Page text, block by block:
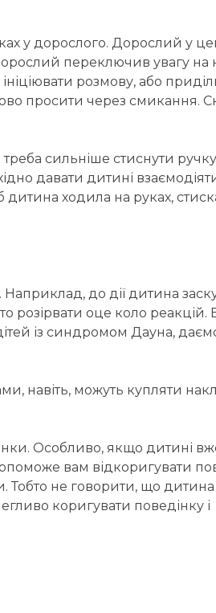
у дорослого. Дорослий у
переключив увагу на
розмову, або
просити через смикання.
сильніше стиснути
давати дитині взаємодіяти
ходила на руках,
до дії дитина
розірвати оце коло реакцій.
із синдромом Дауна,
навіть, можуть купляти
Особливо, якщо дитині
вам відкоригувати
Тобто не говорити, що
коригувати поведінку і